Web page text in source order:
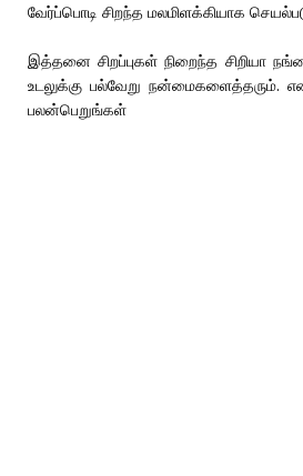
வேர்ப்பொடி சிறந்த மலமிளக்கியாக
இத்தனை சிறப்புகள் நிறைந்த சிறியா
உடலுக்கு பல்வேறு நன்மைகளைத்தரும்.
பலன்பெறுங்கள்